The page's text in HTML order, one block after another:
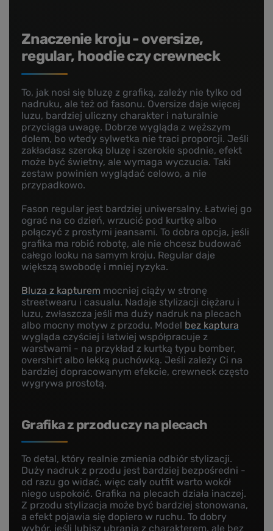
Znaczenie kroju - oversize,
regular, hoodie czy crewneck
To, jak nosi się bluzę z grafiką, zależy nie tylko od
nadruku, ale też od fasonu. Oversize daje więcej
luzu, bardziej uliczny charakter i naturalnie
przyciąga uwagę. Dobrze wygląda z węższym
dołem, bo wtedy sylwetka nie traci proporcji. Jeśli
zakładasz szeroką bluzę i szerokie spodnie, efekt
może być świetny, ale wymaga wyczucia. Taki
zestaw powinien wyglądać celowo, a nie
przypadkowo.
Fason regular jest bardziej uniwersalny. Łatwiej go
ograć na co dzień, wrzucić pod kurtkę albo
połączyć z prostymi jeansami. To dobra opcja, jeśli
grafika ma robić robotę, ale nie chcesz budować
całego looku na samym kroju. Regular daje
większą swobodę i mniej ryzyka.
Bluza z kapturem mocniej ciąży w stronę
streetwearu i casualu. Nadaje stylizacji ciężaru i
luzu, zwłaszcza jeśli ma duży nadruk na plecach
albo mocny motyw z przodu. Model bez kaptura
wygląda czyściej i łatwiej współpracuje z
warstwami - na przykład z kurtką typu bomber,
overshirt albo lekką puchówką. Jeśli zależy Ci na
bardziej dopracowanym efekcie, crewneck często
wygrywa prostotą.
Grafika z przodu czy na plecach
To detal, który realnie zmienia odbiór stylizacji.
Duży nadruk z przodu jest bardziej bezpośredni -
od razu go widać, więc cały outfit warto wokół
niego uspokoić. Grafika na plecach działa inaczej.
Z przodu stylizacja może być bardziej stonowana,
a efekt pojawia się dopiero w ruchu. To dobry
wybór, jeśli lubisz ubrania z charakterem, ale bez